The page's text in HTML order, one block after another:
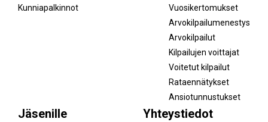
Kunniapalkinnot
Vuosikertomukset
Arvokilpailumenestys
Arvokilpailut
Kilpailujen voittajat
Voitetut kilpailut
Rataennätykset
Ansiotunnustukset
Jäsenille Yhteystiedot